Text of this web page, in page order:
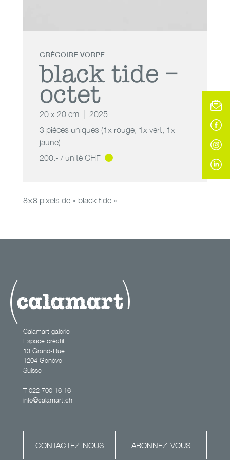
GRÉGOIRE VORPE
black tide –
octet
20 x 20 cm
2025
3 pièces uniques (1x rouge, 1x vert, 1x
jaune)
200.- / unité CHF
8×8 pixels de « black tide »
Calamart galerie
Espace créatif
13 Grand-Rue
1204 Genève
Suisse
T 022 700 16 16
info@calamart.ch
CONTACTEZ-NOUS ABONNEZ-VOUS